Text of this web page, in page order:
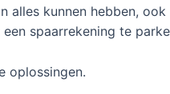
alles kunnen hebben,
spaarrekening te
oplossingen.